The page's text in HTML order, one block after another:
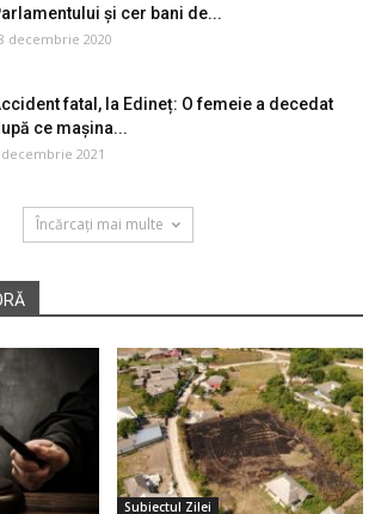
și cer bani de...
decembrie 2020
fatal, la Edineț: O femeie a decedat
ce mașina...
2021
Încărcați mai multe
Subiectul Zilei